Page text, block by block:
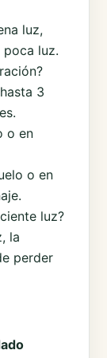
luz,
poca luz.
3
o en
o en
luz?
la
perder